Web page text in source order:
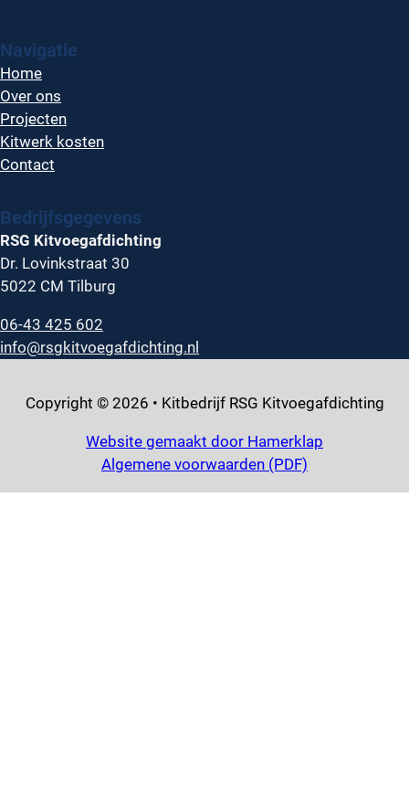
Navigatie
Home
Over ons
Projecten
Kitwerk kosten
Contact
Bedrijfsgegevens
RSG Kitvoegafdichting
Dr. Lovinkstraat 30
5022 CM Tilburg
06-43 425 602
info@rsgkitvoegafdichting.nl
Copyright © 2026 • Kitbedrijf RSG Kitvoegafdichting
Website gemaakt door Hamerklap
Algemene voorwaarden (PDF)